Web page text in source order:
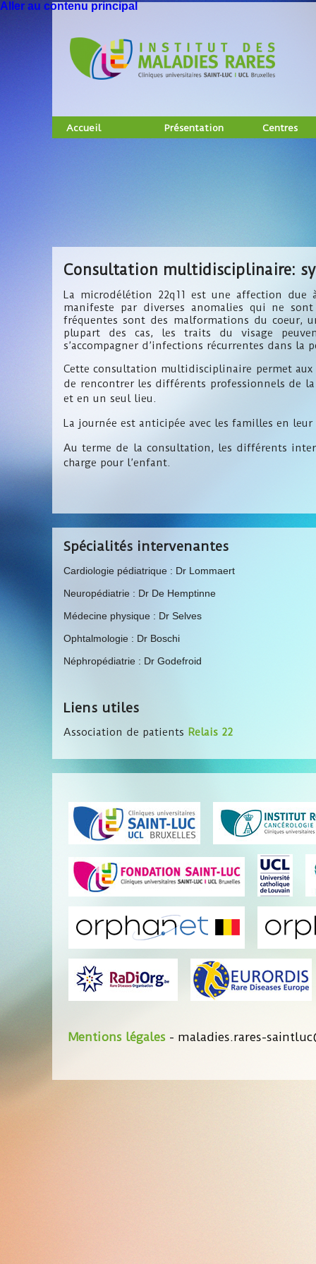
Aller au contenu principal
Accueil Présentation Centres
Consultation multidisciplinaire:
La microdélétion 22q11 est une affection
manifeste par diverses anomalies qui ne
fréquentes sont des malformations du coeur,
plupart des cas, les traits du visage
s’accompagner d’infections récurrentes dans la
Cette consultation multidisciplinaire permet aux
de rencontrer les différents professionnels de
et en un seul lieu.
La journée est anticipée avec les familles en
Au terme de la consultation, les différents
charge pour l’enfant.
Spécialités intervenantes
Cardiologie pédiatrique : Dr Lommaert
Neuropédiatrie : Dr De Hemptinne
Médecine physique : Dr Selves
Ophtalmologie : Dr Boschi
Néphropédiatrie : Dr Godefroid
Liens utiles
Association de patients Relais 22
Mentions légales - maladies.rares-